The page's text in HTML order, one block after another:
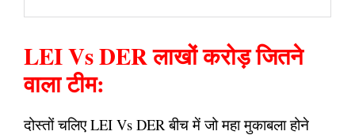
LEI Vs DER लाखों करोड़ जितने
वाला टीम:
दोस्तों चलिए LEI Vs DER बीच में जो महा मुकाबला होने